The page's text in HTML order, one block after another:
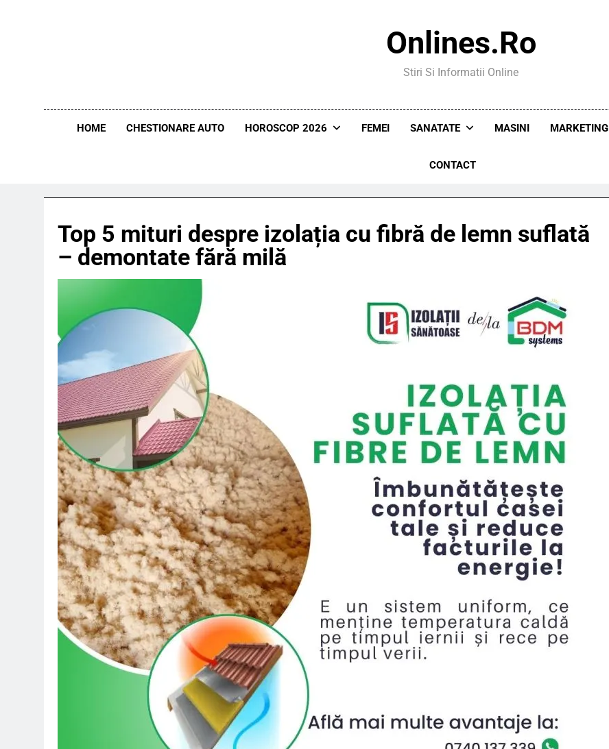
Onlines.ro
Stiri Si Informatii Online
HOME CHESTIONARE AUTO HOROSCOP 2026 FEMEI SANATATE MASINI MARKETING
CONTACT
Top 5 mituri despre izolația cu fibră de lemn suflată
– demontate fără milă